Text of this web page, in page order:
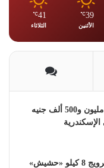
39
℃
الأثنين
41
℃
الثلاثاء
ضبط سائق لسرقة مليون و500 ألف جنيه
حبس عاطل حاول ترويج 8 كيلو «حشيش»